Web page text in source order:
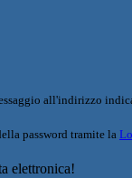
all'indirizzo
password tramite la
elettronica!